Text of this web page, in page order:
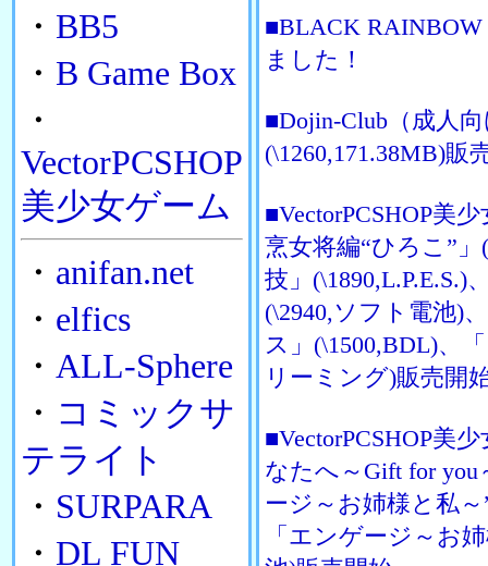
・ BB5
・ B Game Box
・
VectorPCSHOP
美少女ゲーム
・ anifan.net
・ elfics
・ ALL-Sphere
・ コミックサ
テライト
・ SURPARA
・ DL FUN
■BLACK
ました！
■Dojin-Club（成人
(\1260,171.38MB)販
■VectorPCSHOP美
烹女将編“ひろこ”
技」
(\2940,ソフト電池)
ス」(\1500,BDL)、
リーミング)販売開
■VectorPCSHOP美
なたへ～Gift for
ージ～お姉様と私
「エンゲージ～お